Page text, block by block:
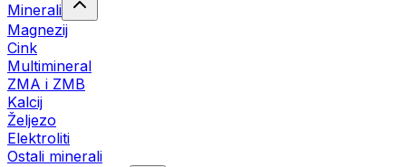
Minerali
Magnezij
Cink
Multimineral
ZMA i ZMB
Kalcij
Željezo
Elektroliti
Ostali minerali